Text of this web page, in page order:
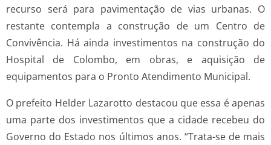
recurso será para pavimentação de vias urbanas. O
restante contempla a construção de um Centro de
Convivência. Há ainda investimentos na construção do
Hospital de Colombo, em obras, e aquisição de
equipamentos para o Pronto Atendimento Municipal.
O prefeito Helder Lazarotto destacou que essa é apenas
uma parte dos investimentos que a cidade recebeu do
Governo do Estado nos últimos anos. “Trata-se de mais